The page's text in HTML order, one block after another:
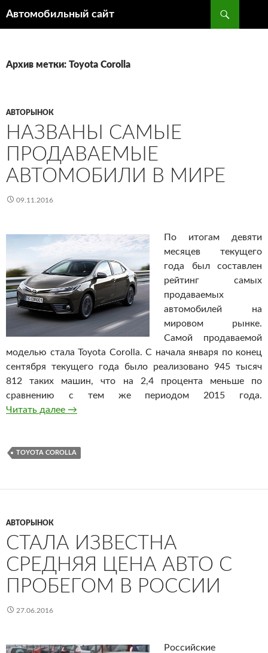
Автомобильный сайт
Архив метки: Toyota Corolla
АВТОРЫНОК
НАЗВАНЫ САМЫЕ
ПРОДАВАЕМЫЕ
АВТОМОБИЛИ В МИРЕ
09.11.2016
По итогам девяти
месяцев текущего
года был составлен
рейтинг самых
продаваемых
автомобилей на
мировом рынке.
Самой продаваемой
моделью стала Toyota Corolla. С начала января по конец
сентября текущего года было реализовано 945 тысяч
812 таких машин, что на 2,4 процента меньше по
сравнению с тем же периодом 2015 года.
Читать далее Названы самые продаваемые автомобили в
→
TOYOTA COROLLA
АВТОРЫНОК
СТАЛА ИЗВЕСТНА
СРЕДНЯЯ ЦЕНА АВТО С
ПРОБЕГОМ В РОССИИ
27.06.2016
Российские